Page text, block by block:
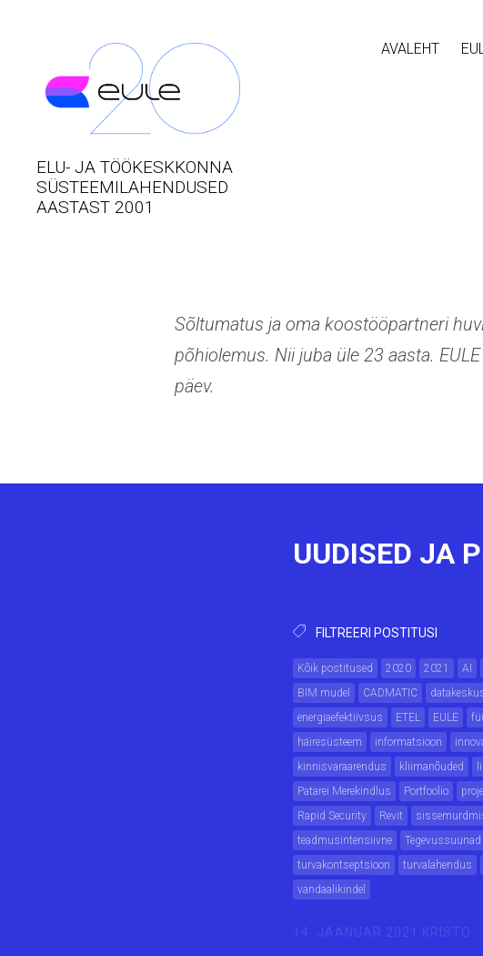
ELU- JA TÖÖKESKKONNA
SÜSTEEMILAHENDUSED
AASTAST 2001
AVALEHT
Sõltumatus ja oma koostööpartneri
põhiolemus. Nii juba üle 23 aasta.
päev.
UUDISED JA
FILTREERI POSTITUSI
Kõik postitused 2020 2021 AI
BIM mudel
CADMATIC
energiaefektiivsus
ETEL EULE
häiresüsteem
informatsioon
kinnisvaraarendus
kliimanõuded
Patarei Merekindlus
Portfoolio
Rapid Security
Revit
teadmusintensiivne
Tegevussuunad
turvakontseptsioon
turvalahendus
vandaalikindel
14. JAANUAR 2021 KRISTO